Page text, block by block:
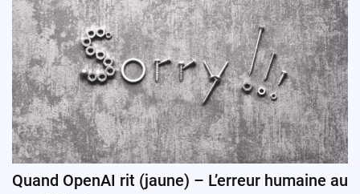
Quand OpenAI rit (jaune) – L’erreur humaine au